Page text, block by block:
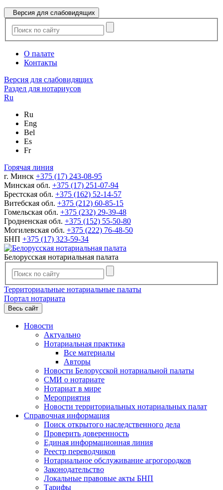
Версия для слабовидящих
О палате
Контакты
Версия для слабовидящих
Раздел для нотариусов
Ru
Ru
Eng
Bel
Es
Fr
Горячая линия
г. Минск +375 (17) 243-08-95
Минская обл. +375 (17) 251-07-94
Брестская обл. +375 (162) 52-14-57
Витебская обл. +375 (212) 60-85-15
Гомельская обл. +375 (232) 29-39-48
Гродненская обл. +375 (152) 55-50-80
Могилевская обл. +375 (222) 76-48-50
БНП +375 (17) 323-59-34
Белорусская нотариальная палата
Территориальные нотариальные палаты
Портал нотариата
Весь сайт
Новости
Актуально
Нотариальная практика
Все материалы
Авторы
Новости Белорусской нотариальной палаты
СМИ о нотариате
Нотариат в мире
Мероприятия
Новости территориальных нотариальных палат
Справочная информация
Поиск открытого наследственного дела
Проверить доверенность
Единая информационная линия
Реестр переводчиков
Нотариальное обслуживание агрогородков
Законодательство
Локальные правовые акты БНП
Тарифы